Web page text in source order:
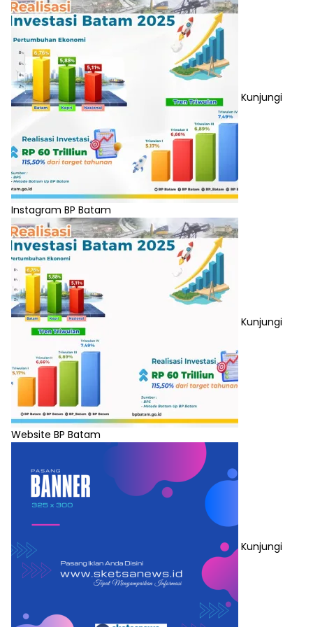
Kunjungi
Instagram BP Batam
Kunjungi
Website BP Batam
Kunjungi